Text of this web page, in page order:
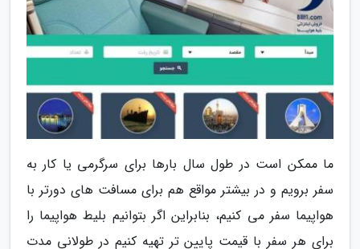
ما ممکن است در طول سال بارها برای سرگرمی یا کار به
سفر برویم و در بیشتر مواقع هم برای مسافت های دورتر با
هواپیما سفر می کنیم، بنابراین اگر بتوانیم بلیط هواپیما را
برای هر سفر با قیمت پایین تر تهیه کنیم در طولانی مدت